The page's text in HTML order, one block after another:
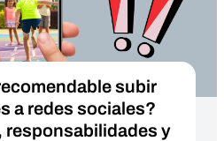
subir
a redes sociales?
responsabilidades y